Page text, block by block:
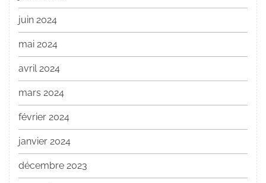
juin 2024
mai 2024
avril 2024
mars 2024
février 2024
janvier 2024
décembre 2023